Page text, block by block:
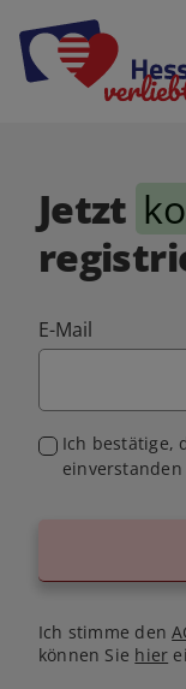
Jetzt
E-Mail
Ich bestätige,
Ich stimme den
können Sie hier